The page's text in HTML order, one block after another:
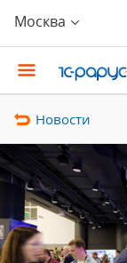
Москва
Новости